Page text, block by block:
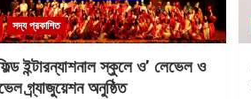
সদ্য প্রকাশিত
ইন্টারন্যাশনাল স্কুলে ও’ লেভেল ও
গ্র্যাজুয়েশন অনুষ্ঠিত